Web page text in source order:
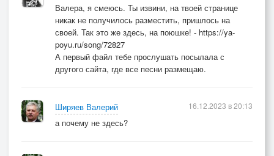
Валера, я смеюсь. Ты извини, на твоей странице
никак не получилось разместить, пришлось на
своей. Так это же здесь, на поюшке! - https://ya-
poyu.ru/song/72827
А первый файл тебе прослушать посылала с
другого сайта, где все песни размещаю.
Ширяев Валерий
а почему не здесь?
16.12.2023 в 20:13